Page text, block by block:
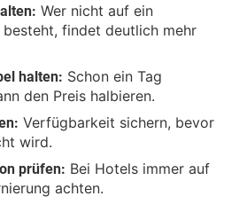
Wer nicht auf ein
findet deutlich mehr
halten: Schon ein Tag
den Preis halbieren.
Verfügbarkeit sichern, bevor
wird.
prüfen: Bei Hotels immer auf
achten.